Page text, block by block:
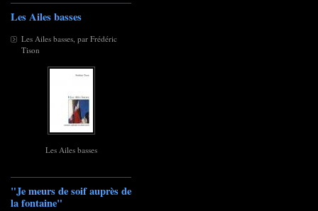
Les Ailes basses
Les Ailes basses, par Frédéric
Tison
Les Ailes basses
"Je meurs de soif auprès de
la fontaine"